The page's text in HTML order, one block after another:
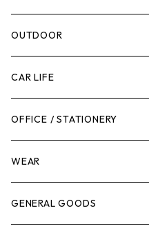
腰袋・ツールホルスター
工具箱
作業台
脚立
ケミカル
キッチン
日用品
ボディケア
剪定ばさみ
ガーデンツール
ガーデンチェア
キャビネット・ツールハンガー
冬季用品
OUTDOOR
スツール
バンジーバンド
ストレージボックス
クーラーボックス
CAR LIFE
メンテナンスグッズ
車内グッズ
車外グッズ
OFFICE / STATIONERY
WEAR
トップス
GENERAL GOODS